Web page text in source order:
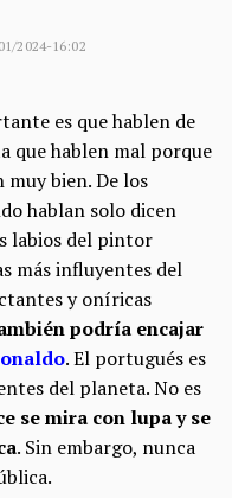
2024-16:02
es que hablen de
que hablen mal porque
muy bien. De los
hablan solo dicen
labios del pintor
más influyentes del
y oníricas
podría encajar
. El portugués es
del planeta. No es
se mira con lupa y se
. Sin embargo, nunca